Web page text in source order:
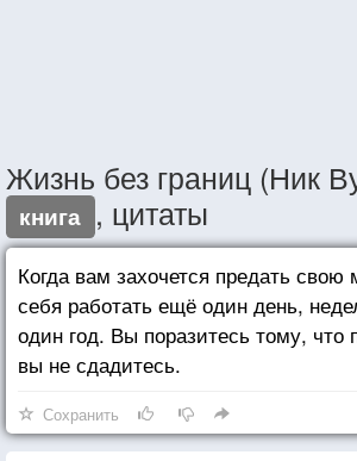
Жизнь без границ (Ник
книга , цитаты
Когда вам захочется предать свою
себя работать ещё один день,
один год. Вы поразитесь тому, что
вы не сдадитесь.
Сохранить